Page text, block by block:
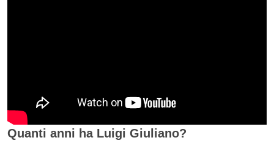
Quanti anni ha Luigi Giuliano?